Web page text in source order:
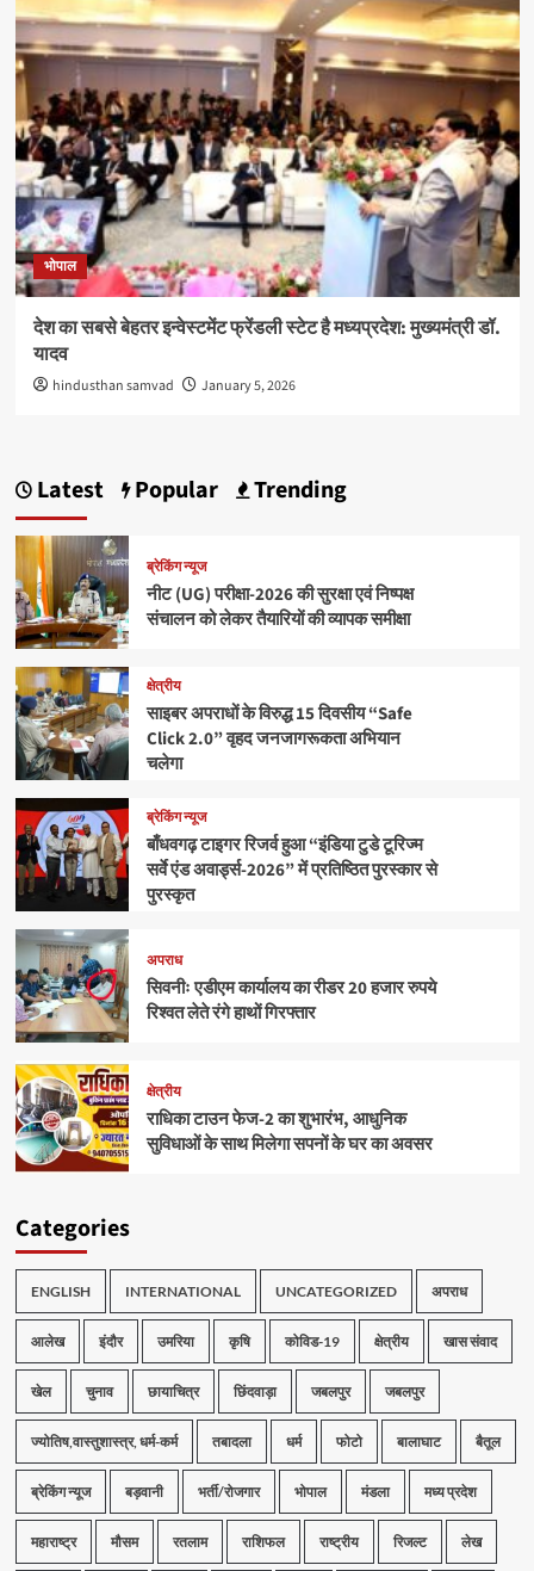
भोपाल
देश का सबसे बेहतर इन्वेस्टमेंट फ्रेंडली स्टेट है मध्यप्रदेश: मुख्यमंत्री डॉ.
यादव
hindusthan samvad January 5, 2026
Latest Popular Trending
ब्रेकिंग न्यूज
नीट (UG) परीक्षा-2026 की सुरक्षा एवं निष्पक्ष
संचालन को लेकर तैयारियों की व्यापक समीक्षा
क्षेत्रीय
साइबर अपराधों के विरुद्ध 15 दिवसीय “Safe
Click 2.0” वृहद जनजागरूकता अभियान
चलेगा
ब्रेकिंग न्यूज
बाँधवगढ़ टाइगर रिजर्व हुआ “इंडिया टुडे टूरिज्म
सर्वे एंड अवार्ड्स-2026” में प्रतिष्ठित पुरस्कार से
पुरस्कृत
अपराध
सिवनीः एडीएम कार्यालय का रीडर 20 हजार रुपये
रिश्वत लेते रंगे हाथों गिरफ्तार
क्षेत्रीय
राधिका टाउन फेज-2 का शुभारंभ, आधुनिक
सुविधाओं के साथ मिलेगा सपनों के घर का अवसर
Categories
ENGLISH INTERNATIONAL UNCATEGORIZED अपराध
आलेख इंदौर उमरिया कृषि कोविड-19 क्षेत्रीय खास संवाद
खेल चुनाव छायाचित्र छिंदवाड़ा जबलपुर जबलपुर
ज्योतिष,वास्तुशास्त्र, धर्म-कर्म तबादला धर्म फोटो बालाघाट बैतूल
ब्रेकिंग न्यूज बड़वानी भर्ती/रोजगार भोपाल मंडला मध्य प्रदेश
महाराष्ट्र मौसम रतलाम राशिफल राष्ट्रीय रिजल्ट लेख